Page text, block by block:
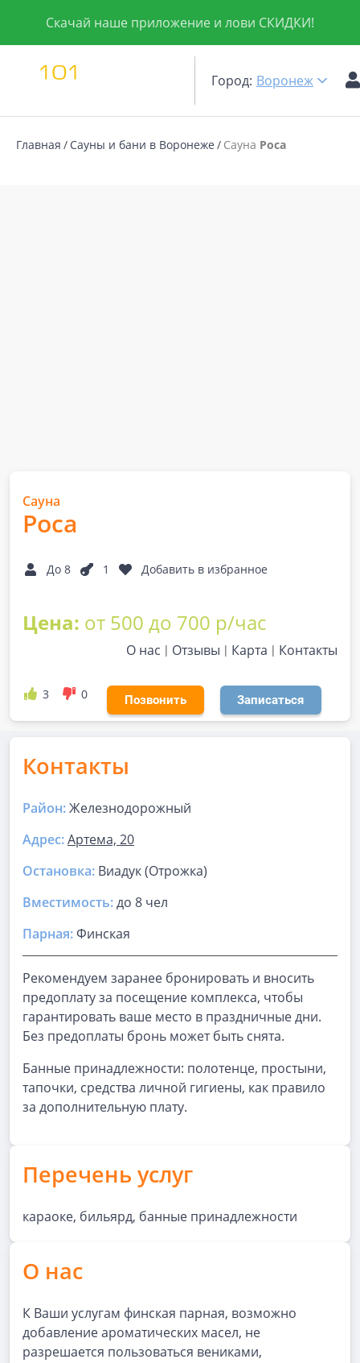
Скачай наше приложение и лови СКИДКИ!
Город: Воронеж
Главная Сауны и бани в Воронеже Сауна Роса
Сауна
Роса
До 8 1 Добавить в избранное
Цена: от 500 до 700 р/час
О нас Отзывы Карта Контакты
3 0 Позвонить Записаться
Контакты
Район:Железнодорожный
Адрес:Артема, 20
Остановка: Виадук (Отрожка)
Вместимость:до 8 чел
Парная:Финская
Рекомендуем заранее бронировать и вносить
предоплату за посещение комплекса, чтобы
гарантировать ваше место в праздничные дни.
Без предоплаты бронь может быть снята.
Банные принадлежности: полотенце, простыни,
тапочки, средства личной гигиены, как правило
за дополнительную плату.
Перечень услуг
караоке, бильярд, банные принадлежности
О нас
К Ваши услугам финская парная, возможно
добавление ароматических масел, не
разрешается пользоваться вениками,